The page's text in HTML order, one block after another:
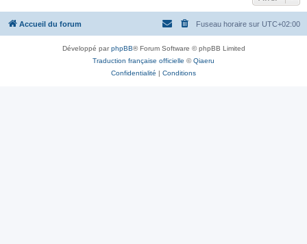
Accueil du forum Fuseau horaire sur UTC+02:00
Développé parphpBB® Forum Software © phpBB Limited
Traduction française officielle ©Qiaeru
Confidentialité | Conditions